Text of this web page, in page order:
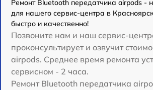
Ремонт Bluetooth передатчика airpods -
для нашего сервис-центра в
быстро и качественно!
Позвоните нам и наш сервис-
проконсультирует и озвучит
airpods. Среднее время ремонта
сервисном - 2 часа.
Ремонт Bluetooth передатчика